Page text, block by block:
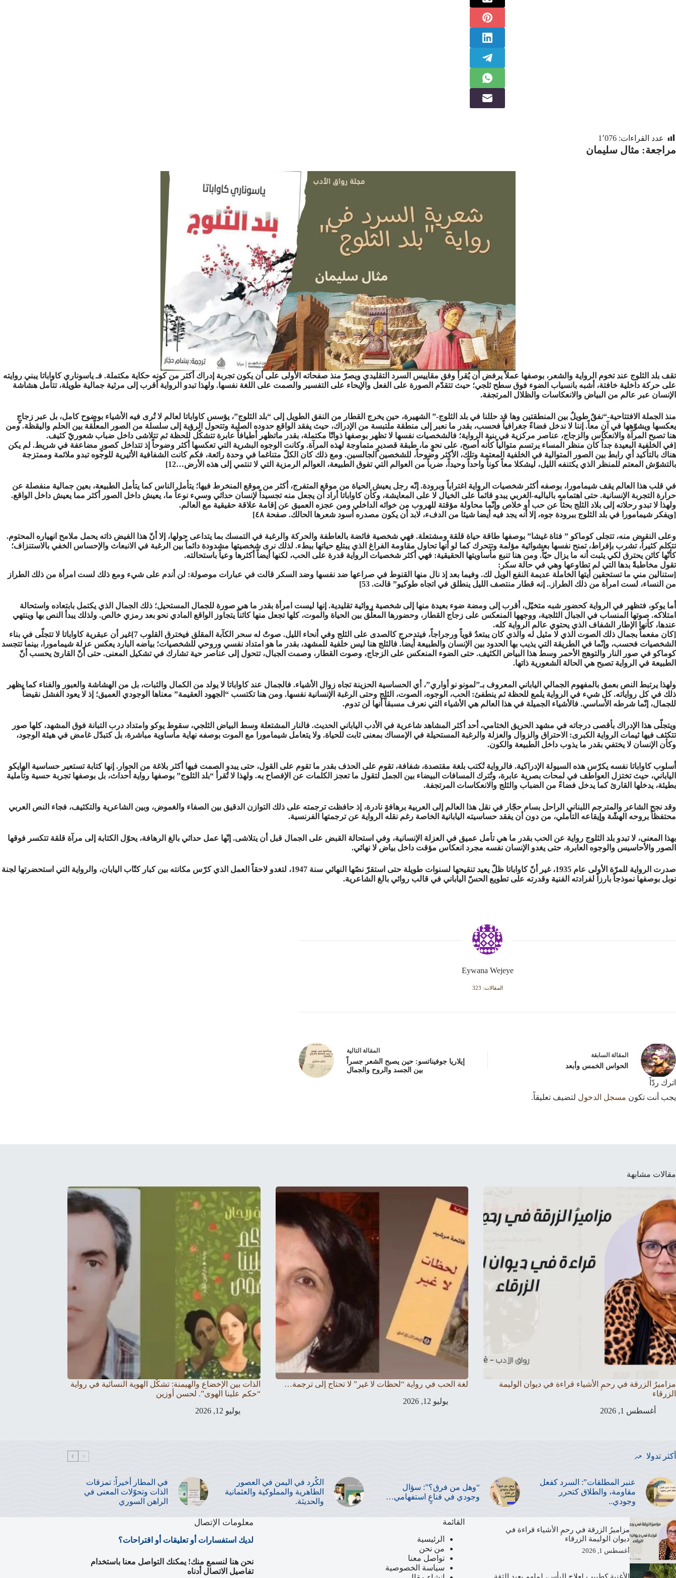
عدد القراءات: 1٬076
مراجعة: مثال سليمان
تقف بلد الثلوج عند تخوم الرواية والشعر، بوصفها عملاً يرفض أن يُقرأ وفق مقاييس السرد التقليدي ويصرّ منذ صفحاته الأولى على أن يكون تجربة إدراك أكثر من كونه حكاية مكتملة. فـ ياسوناري كاواباتا يبني روايته
على حركة داخلية خافتة، أشبه بانسياب الضوء فوق سطح ثلجي؛ حيث تتقدّم الصورة على الفعل والإيحاء على التفسير والصمت على اللغة نفسها. ولهذا تبدو الرواية أقرب إلى مرثية جمالية طويلة، تتأمل هشاشة
الإنسان عبر عالم من البياض والانعكاسات والظلال المرتجفة.
منذ الجملة الافتتاحية-“نفقٌ طويلٌ بين المنطقتين وها قد حللنا في بلد الثلوج-” الشهيرة، حين يخرج القطار من النفق الطويل إلى “بلد الثلوج”، يؤسس كاواباتا لعالم لا تُرى فيه الأشياء بوضوح كامل، بل عبر زجاجٍ
يعكسها ويشوّهها في آنٍ معاً. إننا لا ندخل فضاءً جغرافياً فحسب، بقدر ما نعبر إلى منطقة ملتبسة من الإدراك، حيث يفقد الواقع حدوده الصلبة وتتحول الرؤية إلى سلسلة من الصور المعلّقة بين الحلم واليقظة. ومن
هنا تصبح المرآة والانعكاس والزجاج، عناصر مركزية في بنية الرواية؛ فالشخصيات نفسها لا تظهر بوصفها ذواتًا مكتملة، بقدر ماتظهر أطيافاً عابرة تتشكّل للحظة ثم تتلاشى داخل ضباب شعوريّ كثيف.
[في الخلفية البعيدة جداً كان منظر المساء يرتسم متوالياً كأنه أصبح، على نحوٍ ما، طبقة قصديرٍ متماوجة لهذه المرآة. وكانت الوجوه البشرية التي تعكسها أكثر وضوحاً إذ تتداخل كصورٍ مضاعفة في شريط. لم يكن
هناك بالتأكيد أي رابط بين الصور المتوالية في الخلفية المعتمة وتلك، الأكثر وضوحاً، للشخصين الجالسين. ومع ذلك كان الكلّ متناغما في وحدة رائعة، فكم كانت الشفافية الأثيرية للوجوه تبدو ملائمة وممتزجة
بالتشوّش المعتم للمنظر الذي يكتنفه الليل، ليشكلا معاً كوناً واحداً وحيداً، ضرباً من العوالم التي تفوق الطبيعة، العوالم الرمزية التي لا تنتمي إلى هذه الأرض…12]
في قلب هذا العالم يقف شيمامورا، بوصفه أكثر شخصيات الرواية اغتراباً وبرودة. إنّه رجل يعيش الحياة من موقع المتفرج، أكثر من موقع المنخرط فيها؛ يتأمل الناس كما يتأمل الطبيعة، بعين جمالية منفصلة عن
حرارة التجربة الإنسانية. حتى اهتمامه بالباليه-الغربي يبدو قائماً على الخيال لا على المعايشة، وكأن كاواباتا أراد أن يجعل منه تجسيداً لإنسان حداثي وسيء نوعاً ما، يعيش داخل الصور أكثر مما يعيش داخل الواقع.
ولهذا لا تبدو رحلاته إلى بلاد الثلج بحثاً عن حب أو خلاص وإنّما محاولة مؤقتة للهروب من خوائه الداخلي ومن عجزه العميق عن إقامة علاقة حقيقية مع العالم.
[ويفكر شيمامورا في بلد الثلوج ببرودة جوه، إلا أنه يجد فيه أيضا شيئا من الدفء، لابد أن يكون مصدره أسود شعرها الحالك. صفحة ٤٨]
وعلى النقيض منه، تتجلى كوماكو ” فتاة غيشا” بوصفها طاقة حياة قلقة ومشتعلة. فهي شخصية فائضة بالعاطفة والحركة والرغبة في التمسك بما يتداعى حولها، إلا أنّ هذا الفيض ذاته يحمل ملامح انهياره المحتوم.
تتكلم كثيراً، تشرب بإفراط، تمنح نفسها بعشوائية مؤلمة وتتحرك كما لو أنها تحاول مقاومة الفراغ الذي يبتلع حياتها ببطء. لذلك نرى شخصيتها مشدودة دائماً بين الرغبة في الانبعاث والإحساس الخفي بالاستنزاف؛
كأنّها كائن يحترق لكي يثبت أنه ما يزال حيّاً. ومن هنا تنبع مأساويتها الحقيقية: فهي أكثر شخصيات الرواية قدرة على الحب، لكنها أيضاً أكثرها وعياً باستحالته.
تقول مخاطبةً بدها التي لم تطاوعها وهي في حالة سكر:
[ستنالين مني ما تستحقين أيتها الخاملة عديمة النفع الويل لك. وفيما بعد إذ نال منها القنوط في صراعها ضد نفسها وضد السكر قالت في عبارات موصولة: لن أندم على شيء ومع ذلك لست امرأة من ذلك الطراز
من النساء، لست امرأة من ذلك الطراز.. إنه قطار منتصف الليل ينطلق في اتجاه طوكيو” قالت. 53]
أما يوكو، فتظهر في الرواية كحضور شبه متخيّل، أقرب إلى ومضة ضوء بعيدة منها إلى شخصية روائية تقليدية. إنها ليست امرأة بقدر ما هي صورة للجمال المستحيل؛ ذلك الجمال الذي يكتمل بابتعاده واستحالة
امتلاكه. صوتها المنساب في الجبال الثلجية، ووجهها المنعكس على زجاج القطار، وحضورها المعلّق بين الحياة والموت، كلها تجعل منها كائناً يتجاوز الواقع المادي نحو بعد رمزي خالص. ولذلك يبدأ النص بها وينتهي
عندها، كأنها الإطار الشفاف الذي يحتوي عالم الرواية كله.
[كان مفعماً بجمال ذلك الصوت الذي لا مثيل له والذي كان يبتعدُ قوياً ورجراجاً، فيتدحرج كالصدى على الثلج وفي أنحاء الليل. صوتٌ له سحر الكآبة المقلق فيخترق القلوب 7]غير أن عبقرية كاواباتا لا تتجلّى في بناء
الشخصيات فحسب، وإنّما في الطريقة التي يذيب بها الحدود بين الإنسان والطبيعة أيضاً. فالثلج هنا ليس خلفية للمشهد، بقدر ما هو امتداد نفسي وروحي للشخصيات؛ بياضه البارد يعكس عزلة شيمامورا، بينما تتجسد
كوماكو في صور النار والتوهج الأحمر وسط هذا البياض الكثيف. حتى الضوء المنعكس على الزجاج، وصوت القطار، وصمت الجبال، تتحول إلى عناصر حية تشارك في تشكيل المعنى. حتى أنّ القارئ يحسب أنّ
الطبيعة في الرواية تصبح هي الحالة الشعورية ذاتها.
ولهذا يرتبط النص بعمق بالمفهوم الجمالي الياباني المعروف بـ”لمونو نو أواري”، أي الحساسية الحزينة تجاه زوال الأشياء. فالجمال عند كاواباتا لا يولد من الكمال والثبات، بل من الهشاشة والعبور والفناء كما يظهر
ذلك في كل رواياته. كل شيء في الرواية يلمع للحظة ثم ينطفئ: الحب، الوجوه، الصوت، الثلج وحتى الرغبة الإنسانية نفسها. ومن هنا تكتسب “الجهود العقيمة” معناها الوجودي العميق؛ إذ لا يعود الفشل نقيضاً
للجمال، إنّما شرطه الأساسي. فالأشياء الجميلة في هذا العالم هي الأشياء التي نعرف مسبقاً أنها لن تدوم.
ويتجلّى هذا الإدراك بأقصى درجاته في مشهد الحريق الختامي، أحد أكثر المشاهد شاعرية في الأدب الياباني الحديث. فالنار المشتعلة وسط البياض الثلجي، سقوط يوكو وامتداد درب التبانة فوق المشهد، كلها صور
تتكثف فيها ثيمات الرواية الكبرى: الاحتراق والزوال والعزلة والرغبة المستحيلة في الإمساك بمعنى ثابت للحياة. ولا يتعامل شيمامورا مع الموت بوصفه نهاية مأساوية مباشرة، بل كتبدّل غامض في هيئة الوجود،
وكأن الإنسان لا يختفي بقدر ما يذوب داخل الطبيعة والكون.
أسلوب كاواباتا نفسه يكرّس هذه السيولة الإدراكية. فالرواية تُكتب بلغة مقتصدة، شفافة، تقوم على الحذف بقدر ما تقوم على القول، حتى يبدو الصمت فيها أكثر بلاغة من الحوار. إنها كتابة تستعير حساسية الهايكو
الياباني، حيث تختزل العواطف في لمحات بصرية عابرة، وتُترك المسافات البيضاء بين الجمل لتقول ما تعجز الكلمات عن الإفصاح به. ولهذا لا تُقرأ “بلد الثلوج” بوصفها رواية أحداث، بل بوصفها تجربة حسية وتأملية
بطيئة، يدخلها القارئ كما يدخل فضاءً من الضباب والثلج والانعكاسات المرتجفة.
وقد نجح الشاعر والمترجم اللبناني الراحل بسام حجّار في نقل هذا العالم إلى العربية برهافةٍ نادرة، إذ حافظت ترجمته على ذلك التوازن الدقيق بين الصفاء والغموض، وبين الشاعرية والتكثيف، فجاء النص العربي
محتفظاً بروحه الهشّة وإيقاعه التأملي، من دون أن يفقد حساسيته اليابانية الخاصة رغم نقله الرواية عن ترجمتها الفرنسية.
بهذا المعنى، لا تبدو بلد الثلوج رواية عن الحب بقدر ما هي تأمل عميق في العزلة الإنسانية، وفي استحالة القبض على الجمال قبل أن يتلاشى. إنّها عمل حداثي بالغ الرهافة، يحوّل الكتابة إلى مرآة قلقة تتكسر فوقها
الصور والأحاسيس والوجوه العابرة، حتى يغدو الإنسان نفسه مجرد انعكاس مؤقت داخل بياض لا نهائي.
صدرت الرواية للمرّة الأولى عام 1935، غير أنّ كاواباتا ظلّ يعيد تنقيحها لسنوات طويلة حتى استقرّ نصّها النهائي سنة 1947، لتغدو لاحقاً العمل الذي كرّس مكانته بين كبار كتّاب اليابان، والرواية التي استحضرتها لجنة
نوبل بوصفها نموذجاً بارزاً لفرادته الفنية وقدرته على تطويع الحسّ الياباني في قالب روائي بالغ الشاعرية.
Eywana Wejeye
المقالات: 323
المقالة السابقة
الحواس الخمس وأبعد
المقالة التالية
إيلاريا جوفيناتسو: حين يصبح الشعر جسراً
بين الجسد والروح والجمال
اترك ردّاً
يجب أنت تكون مسجل الدخول لتضيف تعليقاً.
مقالات مشابهة
مزاميرُ الزرقة في رحمِ الأشياء قراءة في ديوان الوليمة
الزرقاء
أغسطس 1, 2026
لغة الحب في رواية “لحظات لا غير” لا تحتاج إلى ترجمة…
يوليو 12, 2026
الذات بين الإخضاع والهيمنة: تشكّل الهوية النسائية في رواية
“حكم علينا الهوى”. لحسن أوزين
يوليو 12, 2026
أكثر تدولا
عنبر المطلقات”: السرد كفعل
مقاومة، والطلاق كتحرر
وجودي..
“وهل من فرق؟”: سؤال
وجودي في قناعٍ استفهامي…
الكُرد في اليمن في العصور
الطاهرية والمملوكية والعثمانية
والحديثة.
في المطار أخيراً: تمزقات
الذات وتحوّلات المعنى في
الراهن السوري
مزاميرُ الزرقة في رحمِ الأشياء قراءة في
ديوان الوليمة الزرقاء
أغسطس 1, 2026
القائمة
الرئيسية
من نحن
تواصل معنا
سياسة الخصوصية
معلومات الإتصال
لديك استفسارات أو تعليقات أو اقتراحات؟
نحن هنا لنسمع منك! يمكنك التواصل معنا باستخدام
تفاصيل الاتصال أدناه